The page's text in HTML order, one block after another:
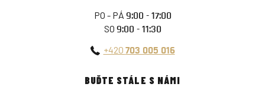
PO - PÁ 9:00 - 17:00
SO 9:00 - 11:30
+420 703 005 016
BUĎTE STÁLE S NÁMI